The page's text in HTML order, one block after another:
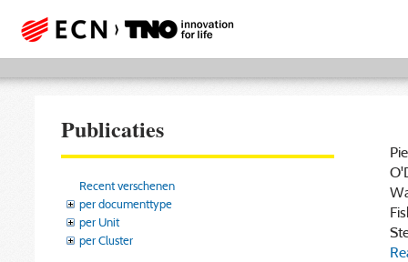
Publicaties
Recent verschenen
per documenttype
per Unit
per Cluster